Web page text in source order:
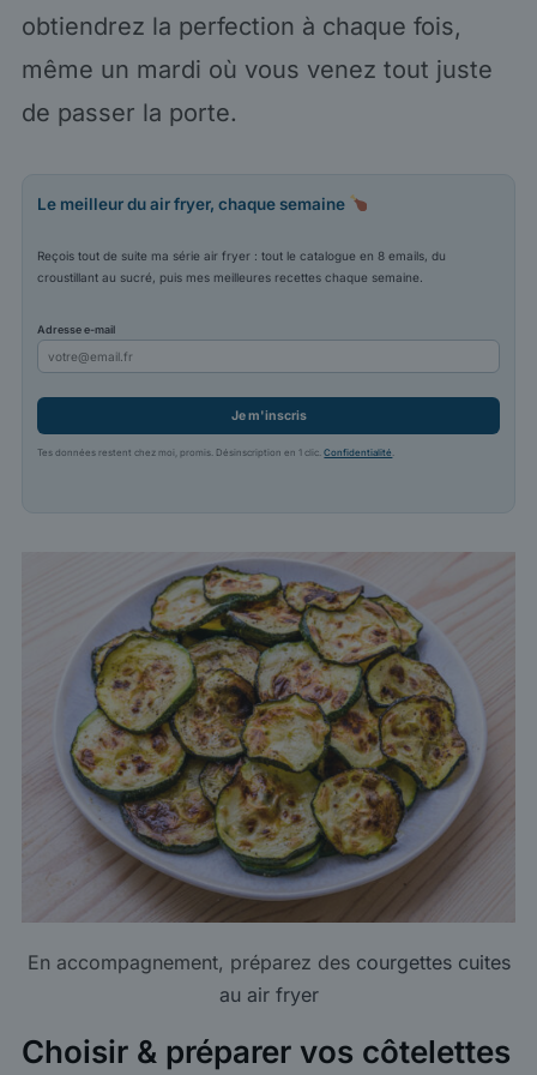
obtiendrez la perfection à chaque fois,
même un mardi où vous venez tout juste
de passer la porte.
Le meilleur du air fryer, chaque semaine
Reçois tout de suite ma série air fryer : tout le catalogue en 8 emails, du
croustillant au sucré, puis mes meilleures recettes chaque semaine.
Adresse e-mail
Je m'inscris
Tes données restent chez moi, promis. Désinscription en 1 clic.Confidentialité
En accompagnement, préparez des courgettes cuites
au air fryer
Choisir & préparer vos côtelettes